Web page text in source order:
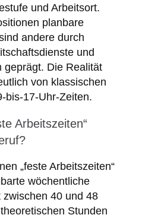
und Arbeitsort.
planbare
andere durch
und
geprägt. Die Realität
von klassischen
bis-17-Uhr-Zeiten.
Arbeitszeiten“
„feste Arbeitszeiten“
wöchentliche
40 und 48
Stunden